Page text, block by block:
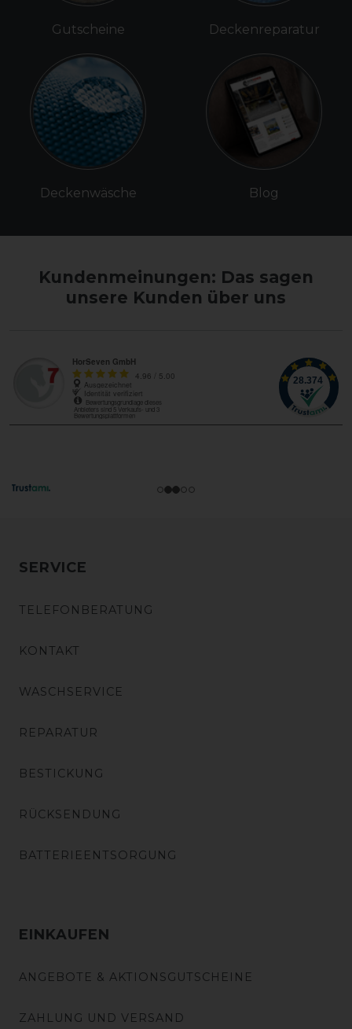
Gutscheine
Deckenwäsche
Deckenreparatur
Blog
Kundenmeinungen: Das sagen
unsere Kunden über uns
SERVICE
TELEFONBERATUNG
KONTAKT
WASCHSERVICE
REPARATUR
BESTICKUNG
RÜCKSENDUNG
BATTERIEENTSORGUNG
EINKAUFEN
ANGEBOTE & AKTIONSGUTSCHEINE
ZAHLUNG UND VERSAND